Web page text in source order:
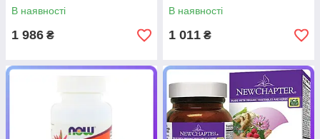
В наявності
1 986 ₴
В наявності
1 011 ₴